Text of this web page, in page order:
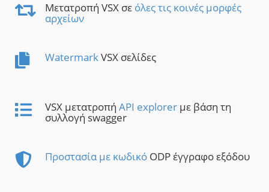
Μετατροπή VSX σε όλες τις κοινές μορφές
αρχείων
WatermarkVSX σελίδες
VSX μετατροπή API explorer με βάση τη
συλλογή swagger
Προστασία με κωδικό ODP έγγραφο εξόδου